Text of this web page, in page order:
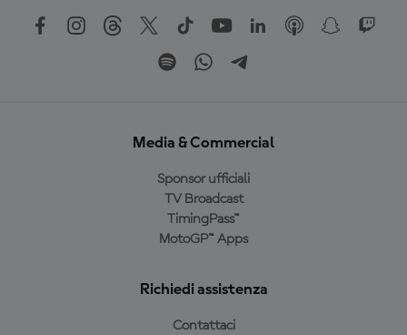
Media & Commercial
Sponsor ufficiali
TV Broadcast
TimingPass™
MotoGP™ Apps
Richiedi assistenza
Contattaci